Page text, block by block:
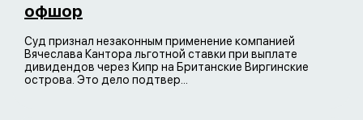
офшор
Суд признал незаконным применение компанией
Вячеслава Кантора льготной ставки при выплате
дивидендов через Кипр на Британские Виргинские
острова. Это дело подтвер...